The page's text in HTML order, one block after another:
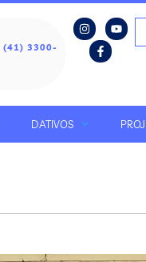
(41) 3300-
DATIVOS